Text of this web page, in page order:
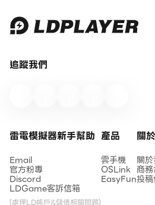
追蹤我們
雷電模擬器新手幫助
Email
官方粉專
Discord
LDGame客訴信箱
(處理LD帳戶&儲值相關問題)
產品
雲手機
OSLink
EasyFun
關於
關
商
投